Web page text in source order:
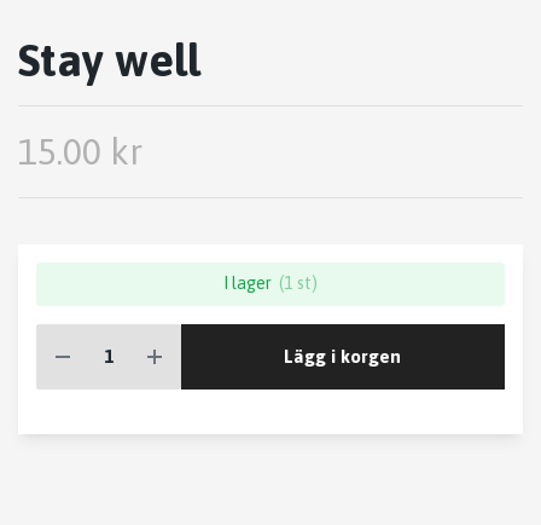
Stay well
15.00 kr
I lager (1 st)
Lägg i korgen